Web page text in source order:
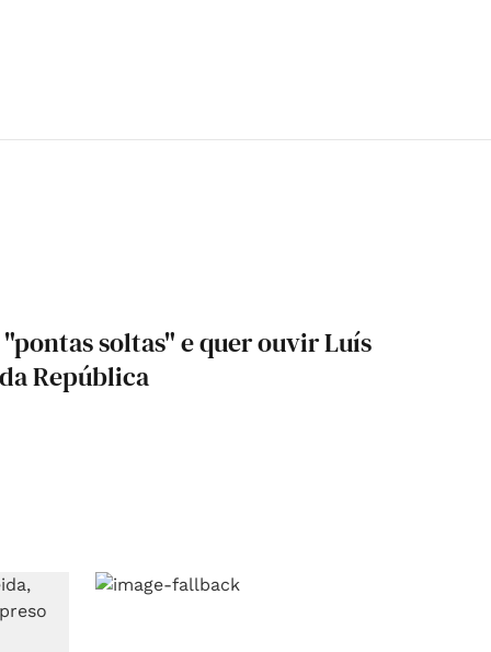
"pontas soltas" e quer ouvir Luís
República